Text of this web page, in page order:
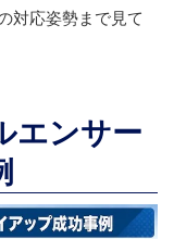
対応姿勢まで見て
エンサー